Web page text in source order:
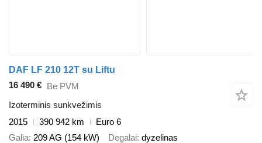
DAF LF 210 12T su Liftu
16 490 € Be PVM
Izoterminis sunkvežimis
2015
390 942 km
Euro 6
Galia 209 AG (154 kW) Degalai dyzelinas